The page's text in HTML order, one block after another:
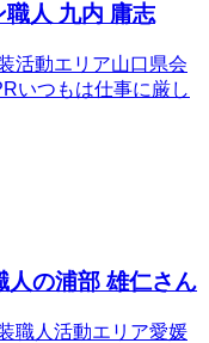
人 九内 庸志
活動エリア山口県会
いつもは仕事に厳し
人の浦部 雄仁さん
職人活動エリア愛媛